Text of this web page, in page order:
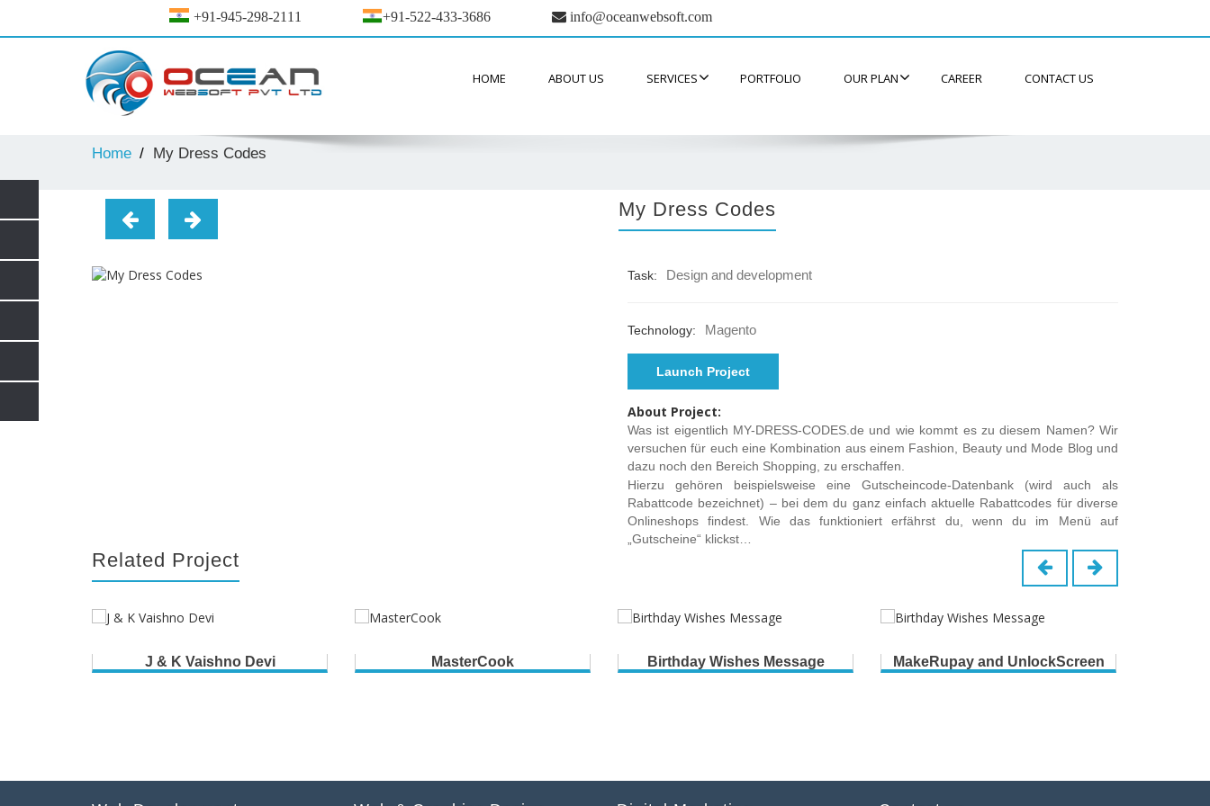
+91-945-298-2111 +91-522-433-3686 info@oceanwebsoft.com
HOME ABOUT US SERVICES PORTFOLIO OUR PLAN CAREER CONTACT US
Home My Dress Codes
My Dress Codes
Task: Design and development
Technology: Magento
Launch Project
About Project:
Was ist eigentlich MY-DRESS-CODES.de und wie kommt es zu diesem Namen? Wir
versuchen für euch eine Kombination aus einem Fashion, Beauty und Mode Blog und
dazu noch den Bereich Shopping, zu erschaffen.
Hierzu gehören beispielsweise eine Gutscheincode-Datenbank (wird auch als
Rabattcode bezeichnet) – bei dem du ganz einfach aktuelle Rabattcodes für diverse
Onlineshops findest. Wie das funktioniert erfährst du, wenn du im Menü auf
„Gutscheine“ klickst…
Related Project
J & K Vaishno Devi MasterCook Birthday Wishes Message MakeRupay and UnlockScreen